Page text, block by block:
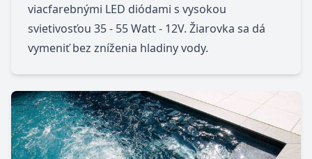
viacfarebnými LED diódami s vysokou
svietivosťou 35 - 55 Watt - 12V. Žiarovka sa dá
vymeniť bez zníženia hladiny vody.